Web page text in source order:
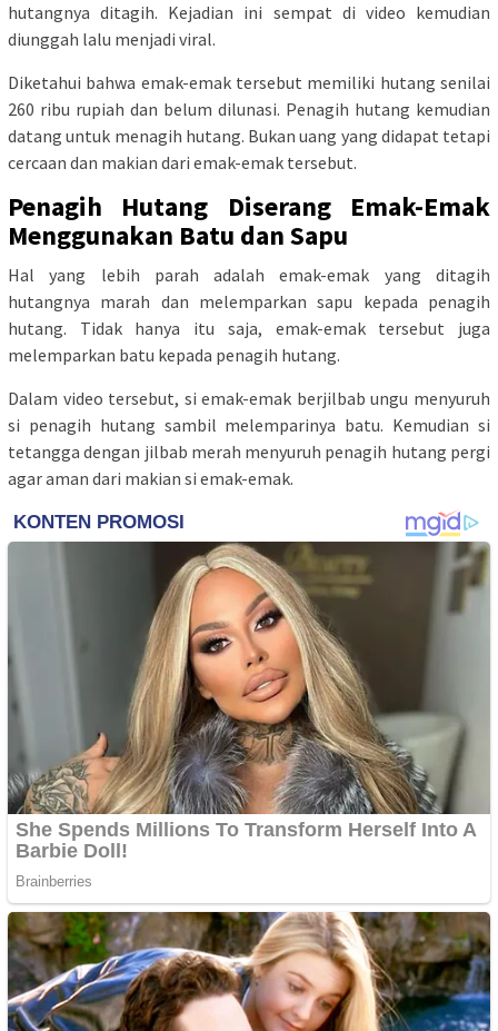
hutangnya ditagih. Kejadian ini sempat di video kemudian
diunggah lalu menjadi viral.
Diketahui bahwa emak-emak tersebut memiliki hutang senilai
260 ribu rupiah dan belum dilunasi. Penagih hutang kemudian
datang untuk menagih hutang. Bukan uang yang didapat tetapi
cercaan dan makian dari emak-emak tersebut.
Penagih Hutang Diserang Emak-Emak
Menggunakan Batu dan Sapu
Hal yang lebih parah adalah emak-emak yang ditagih
hutangnya marah dan melemparkan sapu kepada penagih
hutang. Tidak hanya itu saja, emak-emak tersebut juga
melemparkan batu kepada penagih hutang.
Dalam video tersebut, si emak-emak berjilbab ungu menyuruh
si penagih hutang sambil melemparinya batu. Kemudian si
tetangga dengan jilbab merah menyuruh penagih hutang pergi
agar aman dari makian si emak-emak.